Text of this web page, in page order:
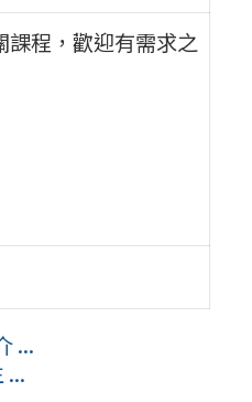
程，歡迎有需求之
...
...